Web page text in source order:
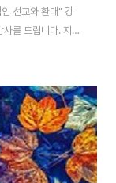
선교와 환대" 강
를 드립니다. 지난
고 스탭들께 감사